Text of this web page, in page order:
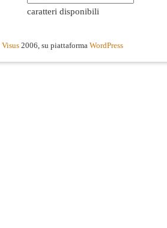
caratteri disponibili
Visus 2006, su piattaforma WordPress